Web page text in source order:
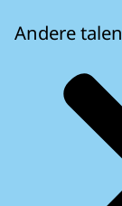
Andere talen